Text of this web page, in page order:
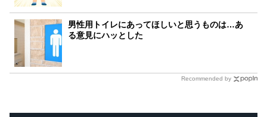
男性用トイレにあってほしいと思うものは…あ
る意見にハッとした
Recommended by